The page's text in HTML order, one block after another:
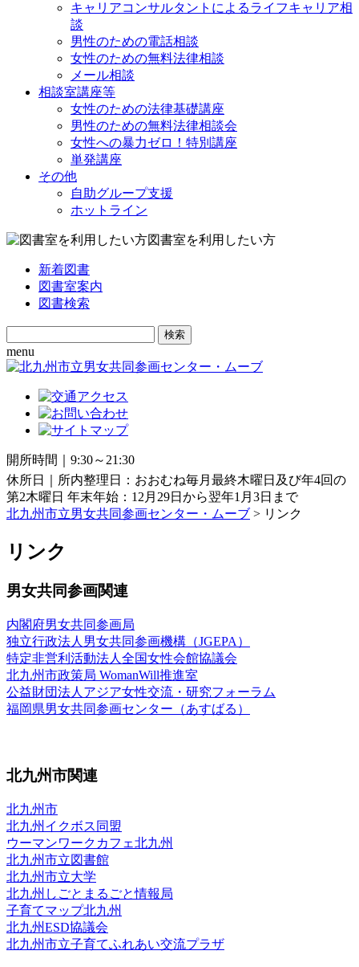
キャリアコンサルタントによるライフキャリア相
談
男性のための電話相談
女性のための無料法律相談
メール相談
相談室講座等
女性のための法律基礎講座
男性のための無料法律相談会
女性への暴力ゼロ！特別講座
単発講座
その他
自助グループ支援
ホットライン
図書室を利用したい方
新着図書
図書室案内
図書検索
Search
for:
menu
開所時間｜9:30～21:30
休所日｜所内整理日：おおむね毎月最終木曜日及び年4回の
第2木曜日 年末年始：12月29日から翌年1月3日まで
北九州市立男女共同参画センター・ムーブ > リンク
リンク
男女共同参画関連
内閣府男女共同参画局
独立行政法人男女共同参画機構（JGEPA）
特定非営利活動法人全国女性会館協議会
北九州市政策局 WomanWill推進室
公益財団法人アジア女性交流・研究フォーラム
福岡県男女共同参画センター（あすばる）
北九州市関連
北九州市
北九州イクボス同盟
ウーマンワークカフェ北九州
北九州市立図書館
北九州市立大学
北九州しごとまるごと情報局
子育てマップ北九州
北九州ESD協議会
北九州市立子育てふれあい交流プラザ